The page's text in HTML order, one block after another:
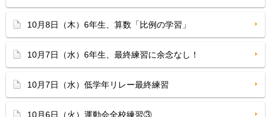
10月8日（木）6年生、算数「比例の学習」
10月7日（水）6年生、最終練習に余念なし！
10月7日（水）低学年リレー最終練習
10月6日（火）運動会全校練習③